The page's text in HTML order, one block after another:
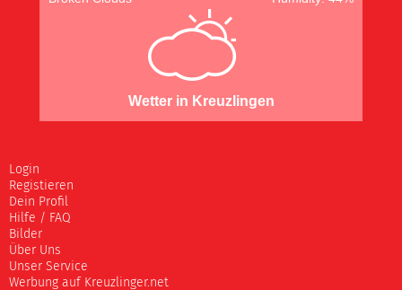
Wetter in Kreuzlingen
Login
Registieren
Dein Profil
Hilfe / FAQ
Bilder
Über Uns
Unser Service
Werbung auf Kreuzlinger.net